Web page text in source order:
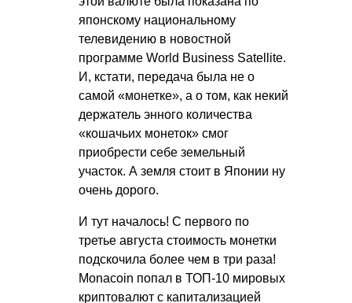
японскому национальному
телевидению в новостной
программе World Business Satellite.
И, кстати, передача была не о
самой «монетке», а о том, как некий
держатель энного количества
«кошачьих монеток» смог
приобрести себе земельный
участок. А земля стоит в Японии ну
очень дорого.
И тут началось! С первого по
третье августа стоимость монетки
подскочила более чем в три раза!
Monacoin попал в ТОП-10 мировых
криптовалют с капитализацией